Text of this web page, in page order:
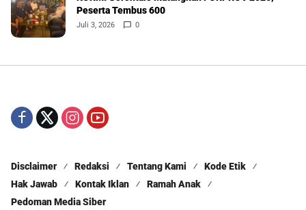
Peserta Tembus 600
Juli 3, 2026 0
Disclaimer Redaksi Tentang Kami
Kode Etik
Hak Jawab
Kontak Iklan
Ramah Anak
Pedoman Media Siber